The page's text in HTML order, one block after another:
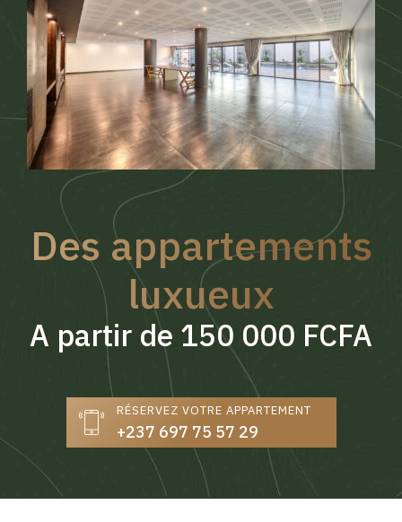
Des appartements
luxueux
A partir de 150 000 FCFA
RÉSERVEZ VOTRE APPARTEMENT
+237 697 75 57 29